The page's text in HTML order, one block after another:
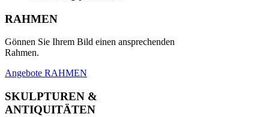
RAHMEN
Gönnen Sie Ihrem Bild einen ansprechenden
Rahmen.
Angebote RAHMEN
SKULPTUREN &
ANTIQUITÄTEN